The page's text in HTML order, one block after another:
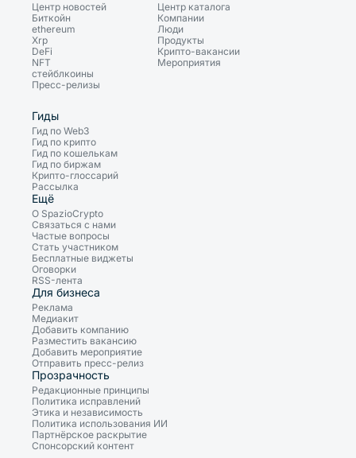
Центр новостей
Биткойн
ethereum
Xrp
DeFi
NFT
стейблкоины
Пресс-релизы
Центр каталога
Компании
Люди
Продукты
Крипто-вакансии
Мероприятия
Гиды
Гид по Web3
Гид по крипто
Гид по кошелькам
Гид по биржам
Крипто-глоссарий
Рассылка
Ещё
О SpazioCrypto
Связаться с нами
Частые вопросы
Стать участником
Бесплатные виджеты
Оговорки
RSS-лента
Для бизнеса
Реклама
Медиакит
Добавить компанию
Разместить вакансию
Добавить мероприятие
Отправить пресс-релиз
Прозрачность
Редакционные принципы
Политика исправлений
Этика и независимость
Политика использования ИИ
Партнёрское раскрытие
Спонсорский контент